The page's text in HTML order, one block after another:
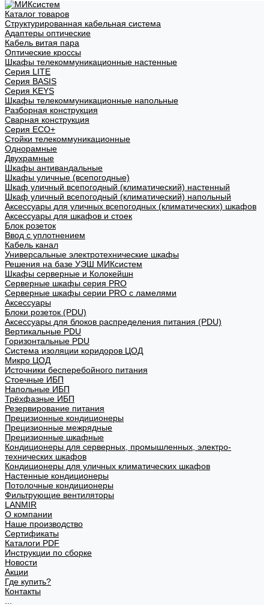
Каталог товаров
Структурированная кабельная система
Адаптеры оптические
Кабель витая пара
Оптические кроссы
Шкафы телекоммуникационные настенные
Cерия LITE
Cерия BASIS
Cерия KEYS
Шкафы телекоммуникационные напольные
Разборная конструкция
Сварная конструкция
Серия ECO+
Стойки телекоммуникационные
Однорамные
Двухрамные
Шкафы антивандальные
Шкафы уличные (всепогодные)
Шкаф уличный всепогодный (климатический) настенный
Шкаф уличный всепогодный (климатический) напольный
Аксессуары для уличных всепогодных (климатических) шкафов
Аксессуары для шкафов и стоек
Блок розеток
Ввод с уплотнением
Кабель канал
Универсальные электротехнические шкафы
Решения на базе УЭШ МИКсистем
Шкафы серверные и Колокейшн
Серверные шкафы серия PRO
Серверные шкафы серии PRO с ламелями
Аксессуары
Блоки розеток (PDU)
Аксессуары для блоков распределения питания (PDU)
Вертикальные PDU
Горизонтальные PDU
Система изоляции коридоров ЦОД
Микро ЦОД
Источники бесперебойного питания
Стоечные ИБП
Напольные ИБП
Трёхфазные ИБП
Резервирование питания
Прецизионные кондиционеры
Прецизионные межрядные
Прецизионные шкафные
Кондиционеры для серверных, промышленных, электро-
технических шкафов
Кондиционеры для уличных климатических шкафов
Настенные кондиционеры
Потолочные кондиционеры
Фильтрующие вентиляторы
LANMIR
О компании
Наше производство
Сертификаты
Каталоги PDF
Инструкции по сборке
Новости
Акции
Где купить?
Контакты